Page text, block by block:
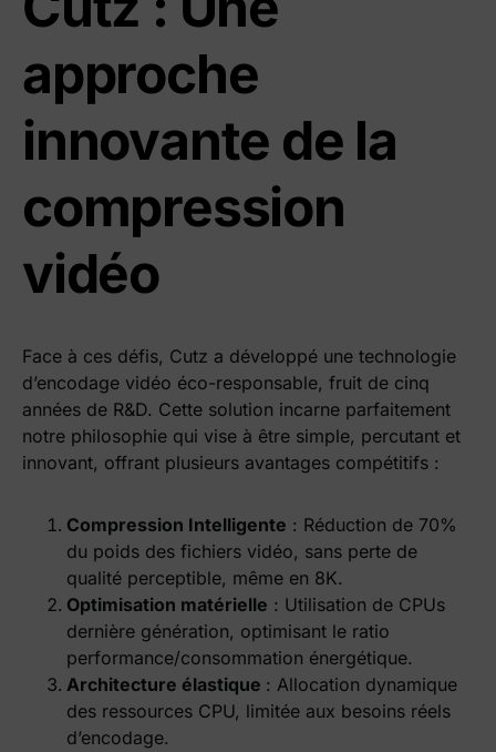
approche
innovante de la
compression
vidéo
Face à ces défis, Cutz a développé une technologie
d’encodage vidéo éco-responsable, fruit de cinq
années de R&D. Cette solution incarne parfaitement
notre philosophie qui vise à être simple, percutant et
innovant, offrant plusieurs avantages compétitifs :
Compression Intelligente : Réduction de 70%
du poids des fichiers vidéo, sans perte de
qualité perceptible, même en 8K.
Optimisation matérielle : Utilisation de CPUs
dernière génération, optimisant le ratio
performance/consommation énergétique.
Architecture élastique : Allocation dynamique
des ressources CPU, limitée aux besoins réels
d’encodage.